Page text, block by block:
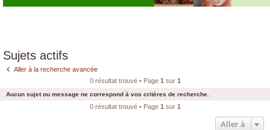
Sujets actifs
Aller à la recherche avancée
0 résultat trouvé • Page 1 sur 1
Aucun sujet ou message ne correspond à vos critères de recherche.
0 résultat trouvé • Page 1 sur 1
Aller à